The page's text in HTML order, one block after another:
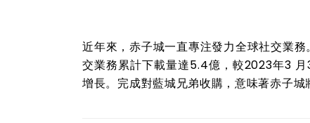
近年來，赤子城一直專注發力全球社交業
交業務累計下載量達5.4億，較2023年3
增長。完成對藍城兄弟收購，意味著赤子